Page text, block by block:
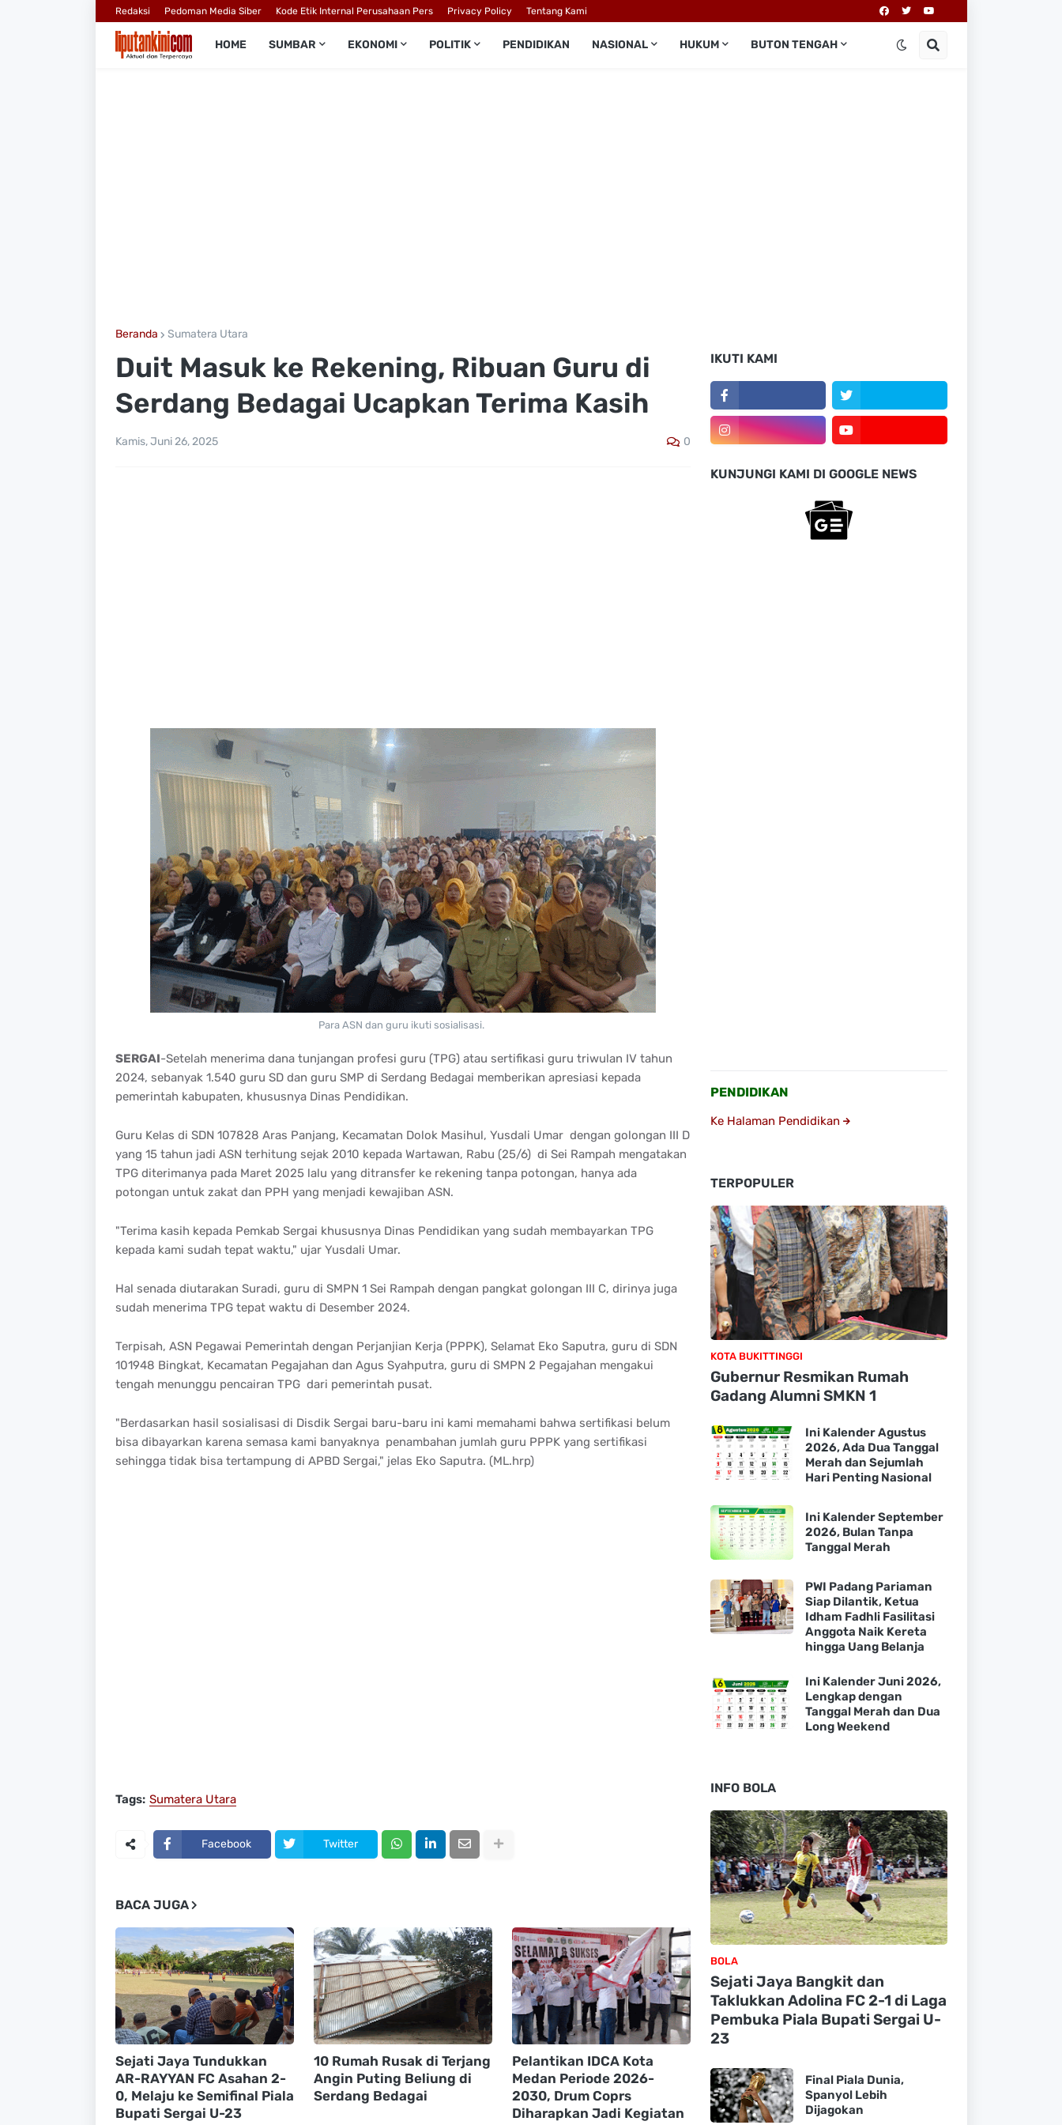
Redaksi Pedoman Media Siber Kode Etik Internal Perusahaan Pers Privacy Policy Tentang Kami
HOME SUMBAR EKONOMI POLITIK PENDIDIKAN NASIONAL HUKUM BUTON TENGAH
Beranda Sumatera Utara
Duit Masuk ke Rekening, Ribuan Guru di
Serdang Bedagai Ucapkan Terima Kasih
Kamis, Juni 26, 2025 0
Para ASN dan guru ikuti sosialisasi.
SERGAI-Setelah menerima dana tunjangan profesi guru (TPG) atau sertifikasi guru triwulan IV tahun
2024, sebanyak 1.540 guru SD dan guru SMP di Serdang Bedagai memberikan apresiasi kepada
pemerintah kabupaten, khususnya Dinas Pendidikan.
Guru Kelas di SDN 107828 Aras Panjang, Kecamatan Dolok Masihul, Yusdali Umar dengan golongan III D
yang 15 tahun jadi ASN terhitung sejak 2010 kepada Wartawan, Rabu (25/6) di Sei Rampah mengatakan
TPG diterimanya pada Maret 2025 lalu yang ditransfer ke rekening tanpa potongan, hanya ada
potongan untuk zakat dan PPH yang menjadi kewajiban ASN.
"Terima kasih kepada Pemkab Sergai khususnya Dinas Pendidikan yang sudah membayarkan TPG
kepada kami sudah tepat waktu," ujar Yusdali Umar.
Hal senada diutarakan Suradi, guru di SMPN 1 Sei Rampah dengan pangkat golongan III C, dirinya juga
sudah menerima TPG tepat waktu di Desember 2024.
Terpisah, ASN Pegawai Pemerintah dengan Perjanjian Kerja (PPPK), Selamat Eko Saputra, guru di SDN
101948 Bingkat, Kecamatan Pegajahan dan Agus Syahputra, guru di SMPN 2 Pegajahan mengakui
tengah menunggu pencairan TPG dari pemerintah pusat.
"Berdasarkan hasil sosialisasi di Disdik Sergai baru-baru ini kami memahami bahwa sertifikasi belum
bisa dibayarkan karena semasa kami banyaknya penambahan jumlah guru PPPK yang sertifikasi
sehingga tidak bisa tertampung di APBD Sergai," jelas Eko Saputra. (ML.hrp)
Tags: Sumatera Utara
Facebook Twitter
BACA JUGA
Sejati Jaya Tundukkan
AR-RAYYAN FC Asahan 2-
0, Melaju ke Semifinal Piala
Bupati Sergai U-23
10 Rumah Rusak di Terjang
Angin Puting Beliung di
Serdang Bedagai
Pelantikan IDCA Kota
Medan Periode 2026-
2030, Drum Coprs
Diharapkan Jadi Kegiatan
IKUTI KAMI
KUNJUNGI KAMI DI GOOGLE NEWS
PENDIDIKAN
Ke Halaman Pendidikan
TERPOPULER
KOTA BUKITTINGGI
Gubernur Resmikan Rumah
Gadang Alumni SMKN 1
Ini Kalender Agustus
2026, Ada Dua Tanggal
Merah dan Sejumlah
Hari Penting Nasional
Ini Kalender September
2026, Bulan Tanpa
Tanggal Merah
PWI Padang Pariaman
Siap Dilantik, Ketua
Idham Fadhli Fasilitasi
Anggota Naik Kereta
hingga Uang Belanja
Ini Kalender Juni 2026,
Lengkap dengan
Tanggal Merah dan Dua
Long Weekend
INFO BOLA
BOLA
Sejati Jaya Bangkit dan
Taklukkan Adolina FC 2-1 di Laga
Pembuka Piala Bupati Sergai U-
23
Final Piala Dunia,
Spanyol Lebih
Dijagokan